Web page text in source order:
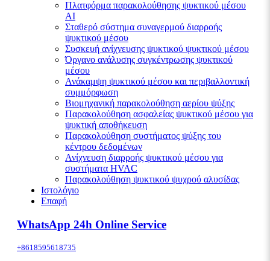
Πλατφόρμα παρακολούθησης ψυκτικού μέσου
AI
Σταθερό σύστημα συναγερμού διαρροής
ψυκτικού μέσου
Συσκευή ανίχνευσης ψυκτικού ψυκτικού μέσου
Όργανο ανάλυσης συγκέντρωσης ψυκτικού
μέσου
Ανάκαμψη ψυκτικού μέσου και περιβαλλοντική
συμμόρφωση
Βιομηχανική παρακολούθηση αερίου ψύξης
Παρακολούθηση ασφαλείας ψυκτικού μέσου για
ψυκτική αποθήκευση
Παρακολούθηση συστήματος ψύξης του
κέντρου δεδομένων
Ανίχνευση διαρροής ψυκτικού μέσου για
συστήματα HVAC
Παρακολούθηση ψυκτικού ψυχρού αλυσίδας
Ιστολόγιο
Επαφή
WhatsApp 24h Online Service
+8618595618735